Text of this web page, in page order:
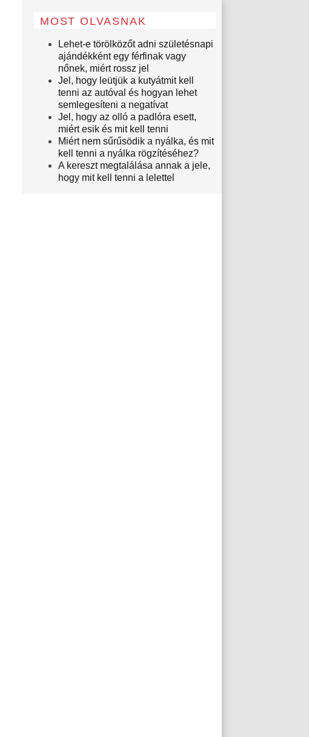
MOST OLVASNAK
Lehet-e törölközőt adni születésnapi
ajándékként egy férfinak vagy
nőnek, miért rossz jel
Jel, hogy leütjük a kutyátmit kell
tenni az autóval és hogyan lehet
semlegesíteni a negatívat
Jel, hogy az olló a padlóra esett,
miért esik és mit kell tenni
Miért nem sűrűsödik a nyálka, és mit
kell tenni a nyálka rögzítéséhez?
A kereszt megtalálása annak a jele,
hogy mit kell tenni a lelettel